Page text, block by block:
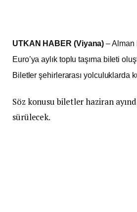
UTKAN HABER (Viyana) – Alman
Euro’ya aylık toplu taşıma bileti
Biletler şehirlerarası yolculuklarda
Söz konusu biletler haziran
sürülecek.